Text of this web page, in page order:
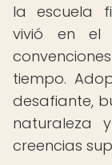
la escuela
vivió en el
tiempo.
desafiante,
naturaleza
creencias